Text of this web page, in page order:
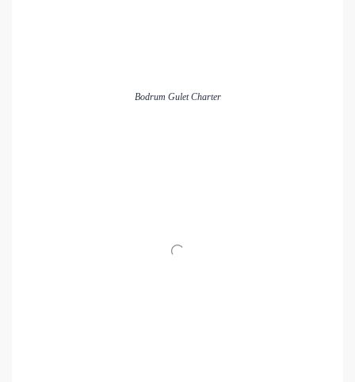
Bodrum Gulet Charter